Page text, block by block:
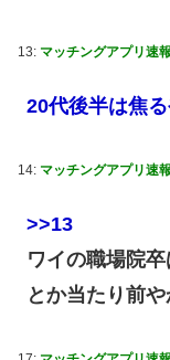
13: マッチングアプリ速報
20代後半は焦
14: マッチングアプリ速報
>>13
ワイの職場院
とか当たり前